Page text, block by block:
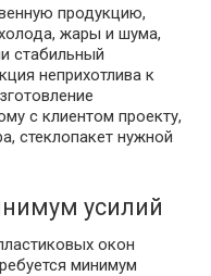
продукцию,
жары и шума,
стабильный
неприхотлива к
с клиентом проекту,
стеклопакет нужной
усилий
окон
минимум